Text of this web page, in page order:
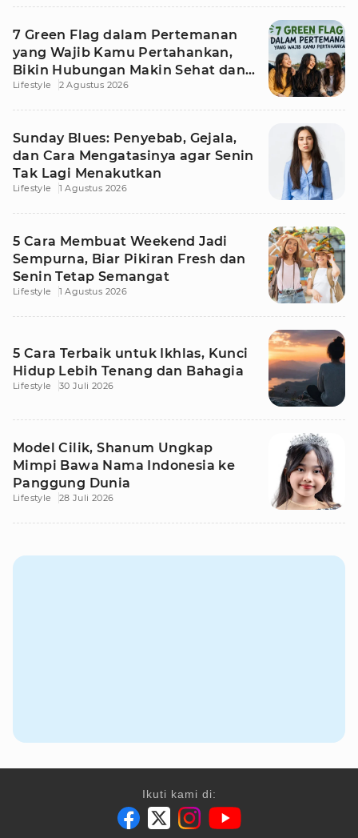
7 Green Flag dalam Pertemanan
yang Wajib Kamu Pertahankan,
Bikin Hubungan Makin Sehat dan
Awet
Lifestyle 2 Agustus 2026
Sunday Blues: Penyebab, Gejala,
dan Cara Mengatasinya agar Senin
Tak Lagi Menakutkan
Lifestyle 1 Agustus 2026
5 Cara Membuat Weekend Jadi
Sempurna, Biar Pikiran Fresh dan
Senin Tetap Semangat
Lifestyle 1 Agustus 2026
5 Cara Terbaik untuk Ikhlas, Kunci
Hidup Lebih Tenang dan Bahagia
Lifestyle 30 Juli 2026
Model Cilik, Shanum Ungkap
Mimpi Bawa Nama Indonesia ke
Panggung Dunia
Lifestyle 28 Juli 2026
Ikuti kami di: